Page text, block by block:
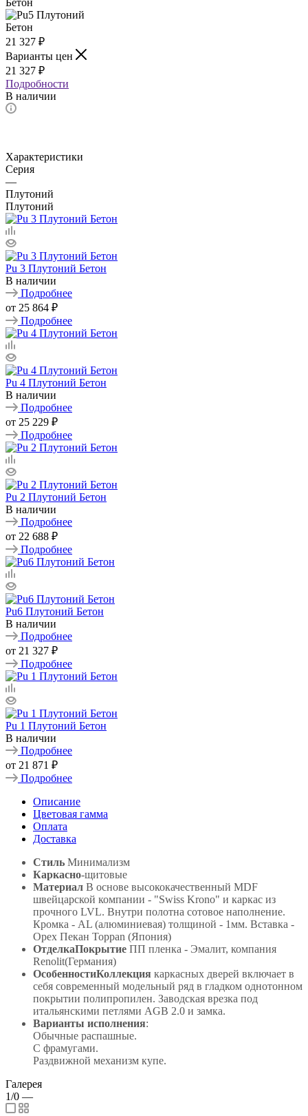
21 327 ₽
Варианты цен
21 327 ₽
Подробности
В наличии
Характеристики
Серия
—
Плутоний
Плутоний
Pu 3 Плутоний Бетон
В наличии
Подробнее
от 25 864 ₽
Подробнее
Pu 4 Плутоний Бетон
В наличии
Подробнее
от 25 229 ₽
Подробнее
Pu 2 Плутоний Бетон
В наличии
Подробнее
от 22 688 ₽
Подробнее
Pu6 Плутоний Бетон
В наличии
Подробнее
от 21 327 ₽
Подробнее
Pu 1 Плутоний Бетон
В наличии
Подробнее
от 21 871 ₽
Подробнее
Описание
Цветовая гамма
Оплата
Доставка
Стиль Минимализм
Каркасно-щитовые
Материал В основе высококачественный MDF
швейцарской компании - "Swiss Krono" и каркас из
прочного LVL. Внутри полотна сотовое наполнение.
Кромка - AL (алюминиевая) толщиной - 1мм. Вставка -
Орех Пекан Toppan (Япония)
ОтделкаПокрытие ПП пленка - Эмалит, компания
Renolit(Германия)
ОсобенностиКоллекция каркасных дверей включает в
себя современный модельный ряд в гладком однотонном
покрытии полипропилен. Заводская врезка под
итальянскими петлями AGB 2.0 и замка.
Варианты исполнения:
Обычные распашные.
С фрамугами.
Раздвижной механизм купе.
Галерея
1/0 —